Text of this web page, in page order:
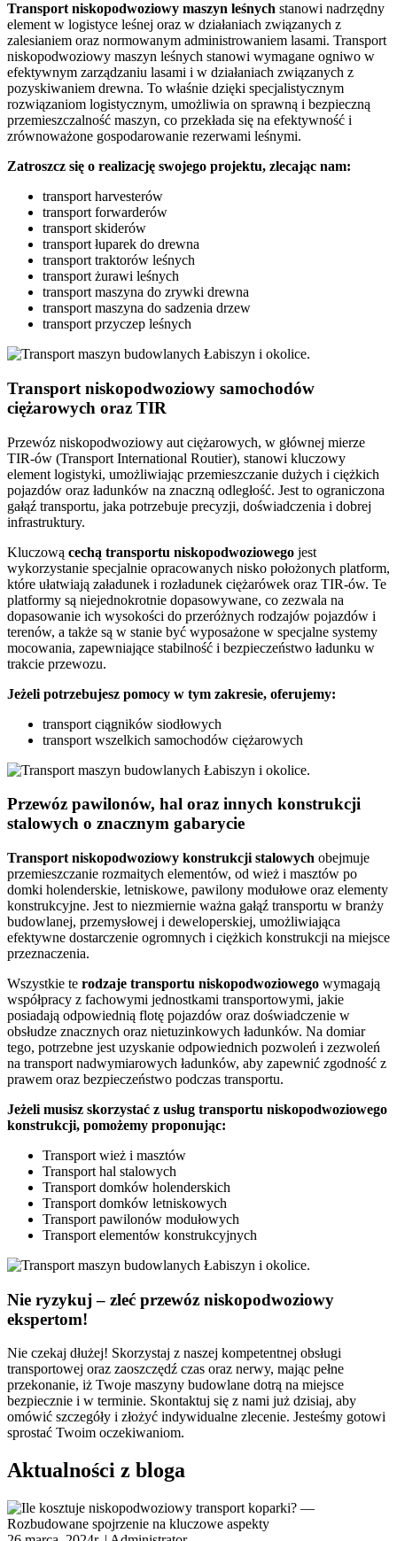
Transport niskopodwoziowy maszyn leśnych stanowi nadrzędny
element w logistyce leśnej oraz w działaniach związanych z
zalesianiem oraz normowanym administrowaniem lasami. Transport
niskopodwoziowy maszyn leśnych stanowi wymagane ogniwo w
efektywnym zarządzaniu lasami i w działaniach związanych z
pozyskiwaniem drewna. To właśnie dzięki specjalistycznym
rozwiązaniom logistycznym, umożliwia on sprawną i bezpieczną
przemieszczalność maszyn, co przekłada się na efektywność i
zrównoważone gospodarowanie rezerwami leśnymi.
Zatroszcz się o realizację swojego projektu, zlecając nam:
transport harvesterów
transport forwarderów
transport skiderów
transport łuparek do drewna
transport traktorów leśnych
transport żurawi leśnych
transport maszyna do zrywki drewna
transport maszyna do sadzenia drzew
transport przyczep leśnych
Transport niskopodwoziowy samochodów
ciężarowych oraz TIR
Przewóz niskopodwoziowy aut ciężarowych, w głównej mierze
TIR-ów (Transport International Routier), stanowi kluczowy
element logistyki, umożliwiając przemieszczanie dużych i ciężkich
pojazdów oraz ładunków na znaczną odległość. Jest to ograniczona
gałąź transportu, jaka potrzebuje precyzji, doświadczenia i dobrej
infrastruktury.
Kluczową cechą transportu niskopodwoziowego jest
wykorzystanie specjalnie opracowanych nisko położonych platform,
które ułatwiają załadunek i rozładunek ciężarówek oraz TIR-ów. Te
platformy są niejednokrotnie dopasowywane, co zezwala na
dopasowanie ich wysokości do przeróżnych rodzajów pojazdów i
terenów, a także są w stanie być wyposażone w specjalne systemy
mocowania, zapewniające stabilność i bezpieczeństwo ładunku w
trakcie przewozu.
Jeżeli potrzebujesz pomocy w tym zakresie, oferujemy:
transport ciągników siodłowych
transport wszelkich samochodów ciężarowych
Przewóz pawilonów, hal oraz innych konstrukcji
stalowych o znacznym gabarycie
Transport niskopodwoziowy konstrukcji stalowych obejmuje
przemieszczanie rozmaitych elementów, od wież i masztów po
domki holenderskie, letniskowe, pawilony modułowe oraz elementy
konstrukcyjne. Jest to niezmiernie ważna gałąź transportu w branży
budowlanej, przemysłowej i deweloperskiej, umożliwiająca
efektywne dostarczenie ogromnych i ciężkich konstrukcji na miejsce
przeznaczenia.
Wszystkie te rodzaje transportu niskopodwoziowego wymagają
współpracy z fachowymi jednostkami transportowymi, jakie
posiadają odpowiednią flotę pojazdów oraz doświadczenie w
obsłudze znacznych oraz nietuzinkowych ładunków. Na domiar
tego, potrzebne jest uzyskanie odpowiednich pozwoleń i zezwoleń
na transport nadwymiarowych ładunków, aby zapewnić zgodność z
prawem oraz bezpieczeństwo podczas transportu.
Jeżeli musisz skorzystać z usług transportu niskopodwoziowego
konstrukcji, pomożemy proponując:
Transport wież i masztów
Transport hal stalowych
Transport domków holenderskich
Transport domków letniskowych
Transport pawilonów modułowych
Transport elementów konstrukcyjnych
Nie ryzykuj – zleć przewóz niskopodwoziowy
ekspertom!
Nie czekaj dłużej! Skorzystaj z naszej kompetentnej obsługi
transportowej oraz zaoszczędź czas oraz nerwy, mając pełne
przekonanie, iż Twoje maszyny budowlane dotrą na miejsce
bezpiecznie i w terminie. Skontaktuj się z nami już dzisiaj, aby
omówić szczegóły i złożyć indywidualne zlecenie. Jesteśmy gotowi
sprostać Twoim oczekiwaniom.
Aktualności z bloga